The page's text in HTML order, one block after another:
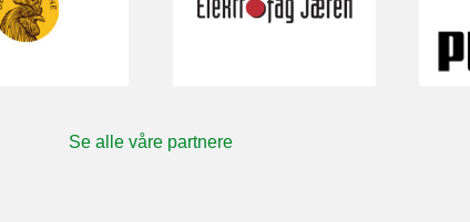
Se alle våre partnere